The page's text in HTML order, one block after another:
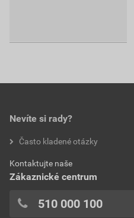
Nevíte si rady?
Často kladené otázky
Kontaktujte naše
Zákaznické centrum
510 000 100